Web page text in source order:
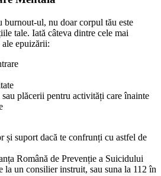
ul, nu doar corpul tău este
tale. Iată câteva dintre cele mai
epuizării:
plăcerii pentru activități care înainte
și suport dacă te confrunți cu astfel de
Română de Prevenție a Suicidului
la un consilier instruit, sau suna la 112 în